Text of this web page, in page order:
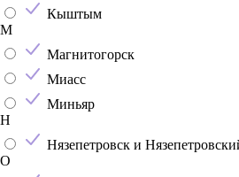
Кыштым
М
Магнитогорск
Миасс
Миньяр
Н
Нязепетровск и
О